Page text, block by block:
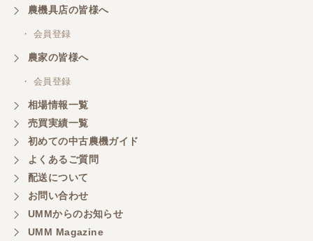
東京都／おちゃ
東京都／あきら
いいたします。
東京都／もっくん
担当者さんの対応が素晴らしい！ とても気分の良
しています。
農機具店の皆様へ
・ 会員登録
農家の皆様へ
・ 会員登録
相場情報一覧
売買実績一覧
初めての中古農機ガイド
よくあるご質問
配送について
お問い合わせ
UMMからのお知らせ
UMM Magazine